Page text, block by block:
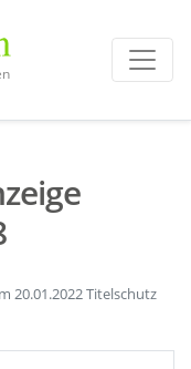
20.01.2022 Titelschutz